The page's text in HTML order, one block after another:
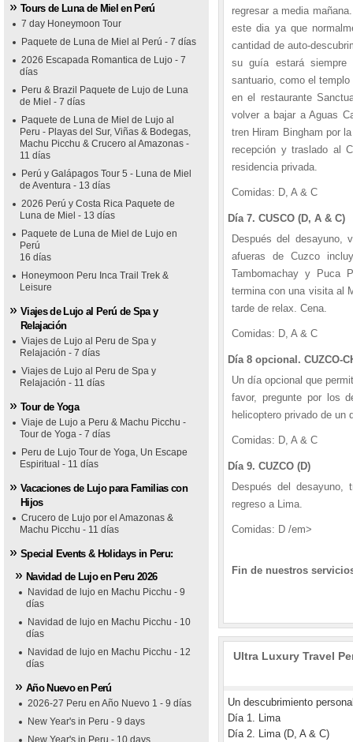
Tours de Luna de Miel en Perú
7 day Honeymoon Tour
Paquete de Luna de Miel al Perú - 7 días
2026 Escapada Romantica de Lujo - 7
días
Peru & Brazil Paquete de Lujo de Luna
de Miel - 7 días
Paquete de Luna de Miel de Lujo al
Peru - Playas del Sur, Viñas & Bodegas,
Machu Picchu & Crucero al Amazonas -
11 días
Perú y Galápagos Tour 5 - Luna de Miel
de Aventura - 13 días
2026 Perú y Costa Rica Paquete de
Luna de Miel - 13 días
Paquete de Luna de Miel de Lujo en
Perú
16 días
Honeymoon Peru Inca Trail Trek &
Leisure
Viajes de Lujo al Perú de Spa y
Relajación
Viajes de Lujo al Peru de Spa y
Relajación - 7 días
Viajes de Lujo al Peru de Spa y
Relajación - 11 días
Tour de Yoga
Viaje de Lujo a Peru & Machu Picchu -
Tour de Yoga - 7 días
Peru de Lujo Tour de Yoga, Un Escape
Espiritual - 11 días
Vacaciones de Lujo para Familias con
Hijos
Crucero de Lujo por el Amazonas &
Machu Picchu - 11 días
Special Events & Holidays in Peru:
Navidad de Lujo en Peru 2026
Navidad de lujo en Machu Picchu - 9
días
Navidad de lujo en Machu Picchu - 10
días
Navidad de lujo en Machu Picchu - 12
días
Año Nuevo en Perú
2026-27 Peru en Año Nuevo 1 - 9 días
New Year's in Peru - 9 days
New Year's in Peru - 10 days
regresar a media
este dia ya que
cantidad de auto-
su guía estará
santuario, como el
en el restaurante
volver a bajar a Aguas
tren Hiram Bingham por
recepción y traslado al
residencia privada.
Comidas: D, A & C
Día 7. CUSCO (D, A & C)
Después del desayuno,
afueras de Cuzco
Tambomachay y Puca
termina con una visita al
tarde de relax. Cena.
Comidas: D, A & C
Día 8 opcional. CUZCO-
Un día opcional que
favor, pregunte por los
helicoptero privado de un
Comidas: D, A & C
Día 9. CUZCO (D)
Después del desayuno,
regreso a Lima.
Comidas: D /em>
Fin de nuestros
Ultra Luxury Travel
Un descubrimiento
Día 1. Lima
Día 2. Lima (D, A & C)